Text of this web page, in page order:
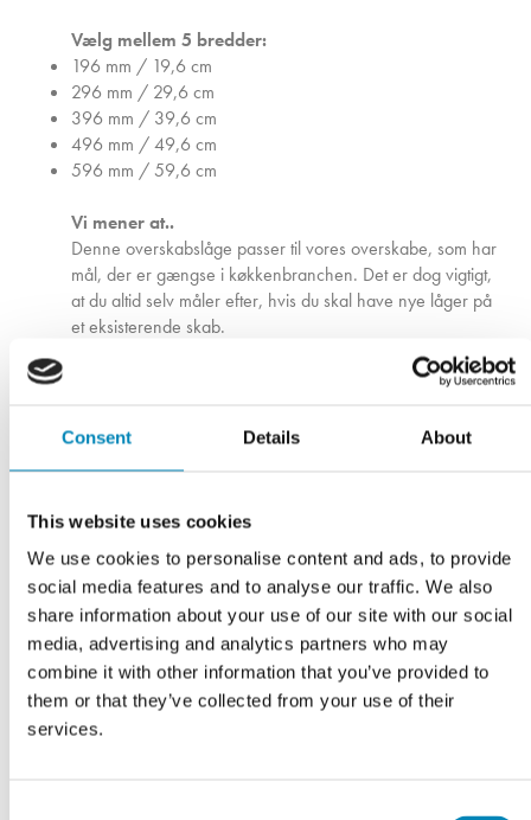
Consent Details About
This website uses cookies
We use cookies to personalise content and ads, to provide
social media features and to analyse our traffic. We also
share information about your use of our site with our social
media, advertising and analytics partners who may
combine it with other information that you’ve provided to
them or that they’ve collected from your use of their
services.
Vælg mellem 5 bredder:
196 mm / 19,6 cm
296 mm / 29,6 cm
396 mm / 39,6 cm
496 mm / 49,6 cm
596 mm / 59,6 cm
Vi mener at..
Denne overskabslåge passer til vores overskabe, som har
mål, der er gængse i køkkenbranchen. Det er dog vigtigt,
at du altid selv måler efter, hvis du skal have nye låger på
et eksisterende skab.
Vores låger er ikke boret for greb fra fabrikken. Hvis du
være dig til en stor hjælp. Den gør det hurtigt og nemt
Har du husket?